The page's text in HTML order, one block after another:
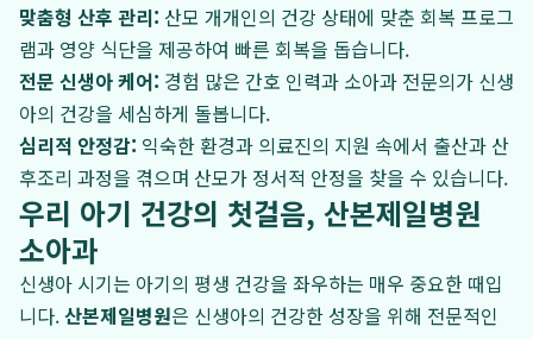
맞춤형 산후 관리: 산모 개개인의 건강 상태에 맞춘 회복 프로그
램과 영양 식단을 제공하여 빠른 회복을 돕습니다.
전문 신생아 케어: 경험 많은 간호 인력과 소아과 전문의가 신생
아의 건강을 세심하게 돌봅니다.
심리적 안정감: 익숙한 환경과 의료진의 지원 속에서 출산과 산
후조리 과정을 겪으며 산모가 정서적 안정을 찾을 수 있습니다.
우리 아기 건강의 첫걸음, 산본제일병원
소아과
신생아 시기는 아기의 평생 건강을 좌우하는 매우 중요한 때입
니다.산본제일병원은 신생아의 건강한 성장을 위해 전문적인